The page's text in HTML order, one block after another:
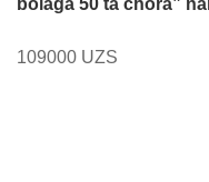
bolaga 50 ta chora”
109000 UZS